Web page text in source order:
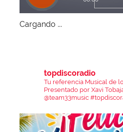
Cargando ...
topdiscoradio
Tu referencia Musical de
Presentado por Xavi
@team33music